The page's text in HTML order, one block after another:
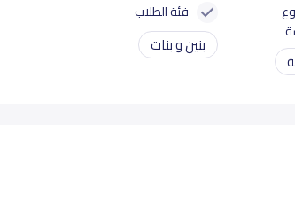
فئة الطلاب
بنين و بنات